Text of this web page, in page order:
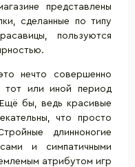
представлены
сделанные по типу
пользуются
нечто совершенно
тот или иной период
бы, ведь красивые
что просто
длинноногие
и симпатичными
атрибутом игр